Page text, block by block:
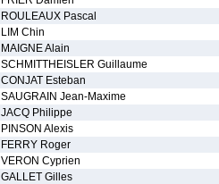
ROULEAUX Pascal
LIM Chin
MAIGNE Alain
SCHMITTHEISLER Guillaume
CONJAT Esteban
SAUGRAIN Jean-Maxime
JACQ Philippe
PINSON Alexis
FERRY Roger
VERON Cyprien
GALLET Gilles